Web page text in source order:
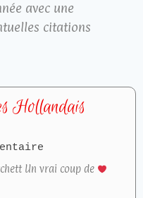
avec une
citations
Hollandais
Un vrai coup de